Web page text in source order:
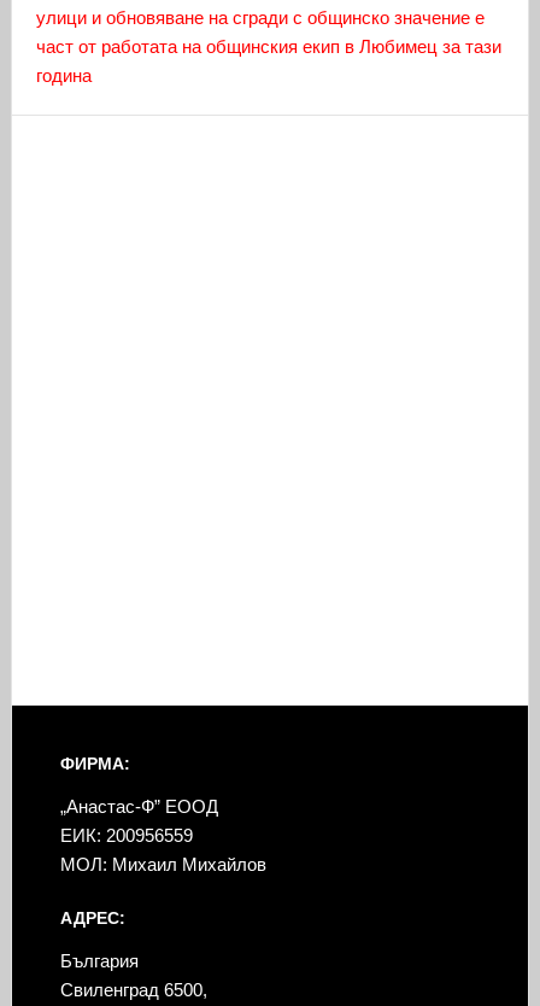
улици и обновяване на сгради с общинско значение е
част от работата на общинския екип в Любимец за тази
година
ФИРМА:
„Анастас-Ф” ЕООД
ЕИК: 200956559
МОЛ: Михаил Михайлов
АДРЕС:
България
Свиленград 6500,